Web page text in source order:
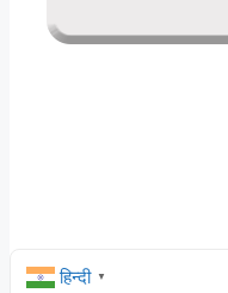
हिन्दी ▼